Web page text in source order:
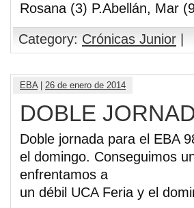
Rosana (3) P.Abellán, Mar
Category: Crónicas Junior
EBA| 26 de enero de 2014
DOBLE
Doble jornada para el EBA
el domingo. Conseguimos
enfrentamos a
un débil UCA Feria y el